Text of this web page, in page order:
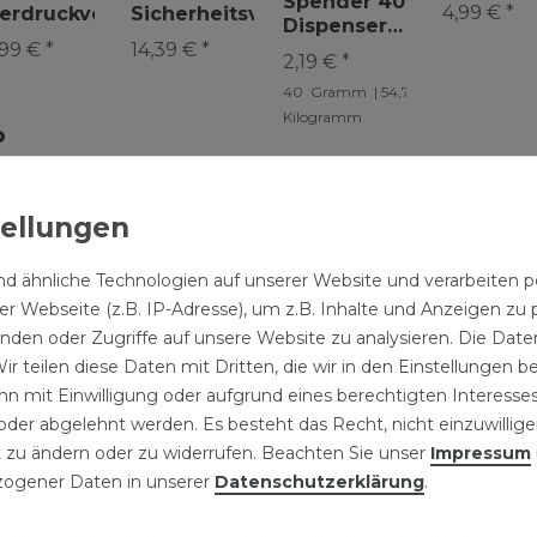
Zoll 2,5 bar
€ *
Sicherheitsventil
1/2Zoll 3bar
Überdruckventil
14,39 € *
1/2" Zoll 8 bar
Sicherheitsventil
13,79 € *
1/2 Zoll
Dispenser
Abdichtung
Gewindedichtung
2,19 € *
40 Gramm | 54,75 € /
Kilogramm
4,99 € *
DATEN
1/2 Zoll 6
ÜBERDRUCKVENTIL
ähnliche Technologien auf unserer Website und verarbeiten
Webseite (z.B. IP-Adresse), um z.B. Inhalte und Anzeigen zu
oder Zugriffe auf unsere Website zu analysieren. Die
teilen diese Daten mit Dritten, die wir in den Einstellungen
mit Einwilligung oder aufgrund eines berechtigten
abgelehnt werden. Es besteht das Recht, nicht
ändern oder zu widerrufen. Beachten Sie unser Impressum
Daten in unserer Daten­schutz­erklärung.